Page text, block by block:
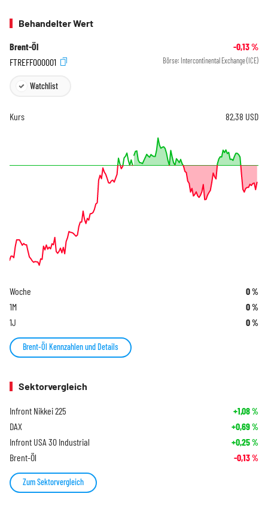
Behandelter Wert
Brent-Öl -0,13%
FTREFF000001
Börse: Intercontinental Exchange (ICE)
Watchlist
Kurs 82,38 USD
Woche 0%
1M 0%
1J 0%
Brent-Öl Kennzahlen und Details
Sektorvergleich
Infront Nikkei 225 +1,08%
DAX +0,69%
Infront USA 30 Industrial +0,25%
Brent-Öl -0,13%
Zum Sektorvergleich